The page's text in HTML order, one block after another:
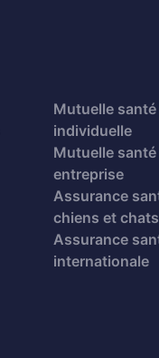
Mutuelle santé
individuelle
Mutuelle santé
entreprise
Assurance
chiens et chats
Assurance
internationale